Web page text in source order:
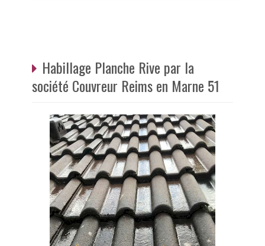
Habillage Planche Rive par la
société Couvreur Reims en Marne 51